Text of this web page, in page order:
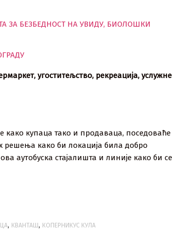
ЗА БЕЗБЕДНОСТ НА УВИДУ, БИОЛОШКИ
угоститељство, рекреација, услужне
како купаца тако и продаваца, поседоваће
решења како би локација била добро
аутобуска стајалишта и линије како би се
, КВАНТАШ, КОПЕРНИКУС КУЛА